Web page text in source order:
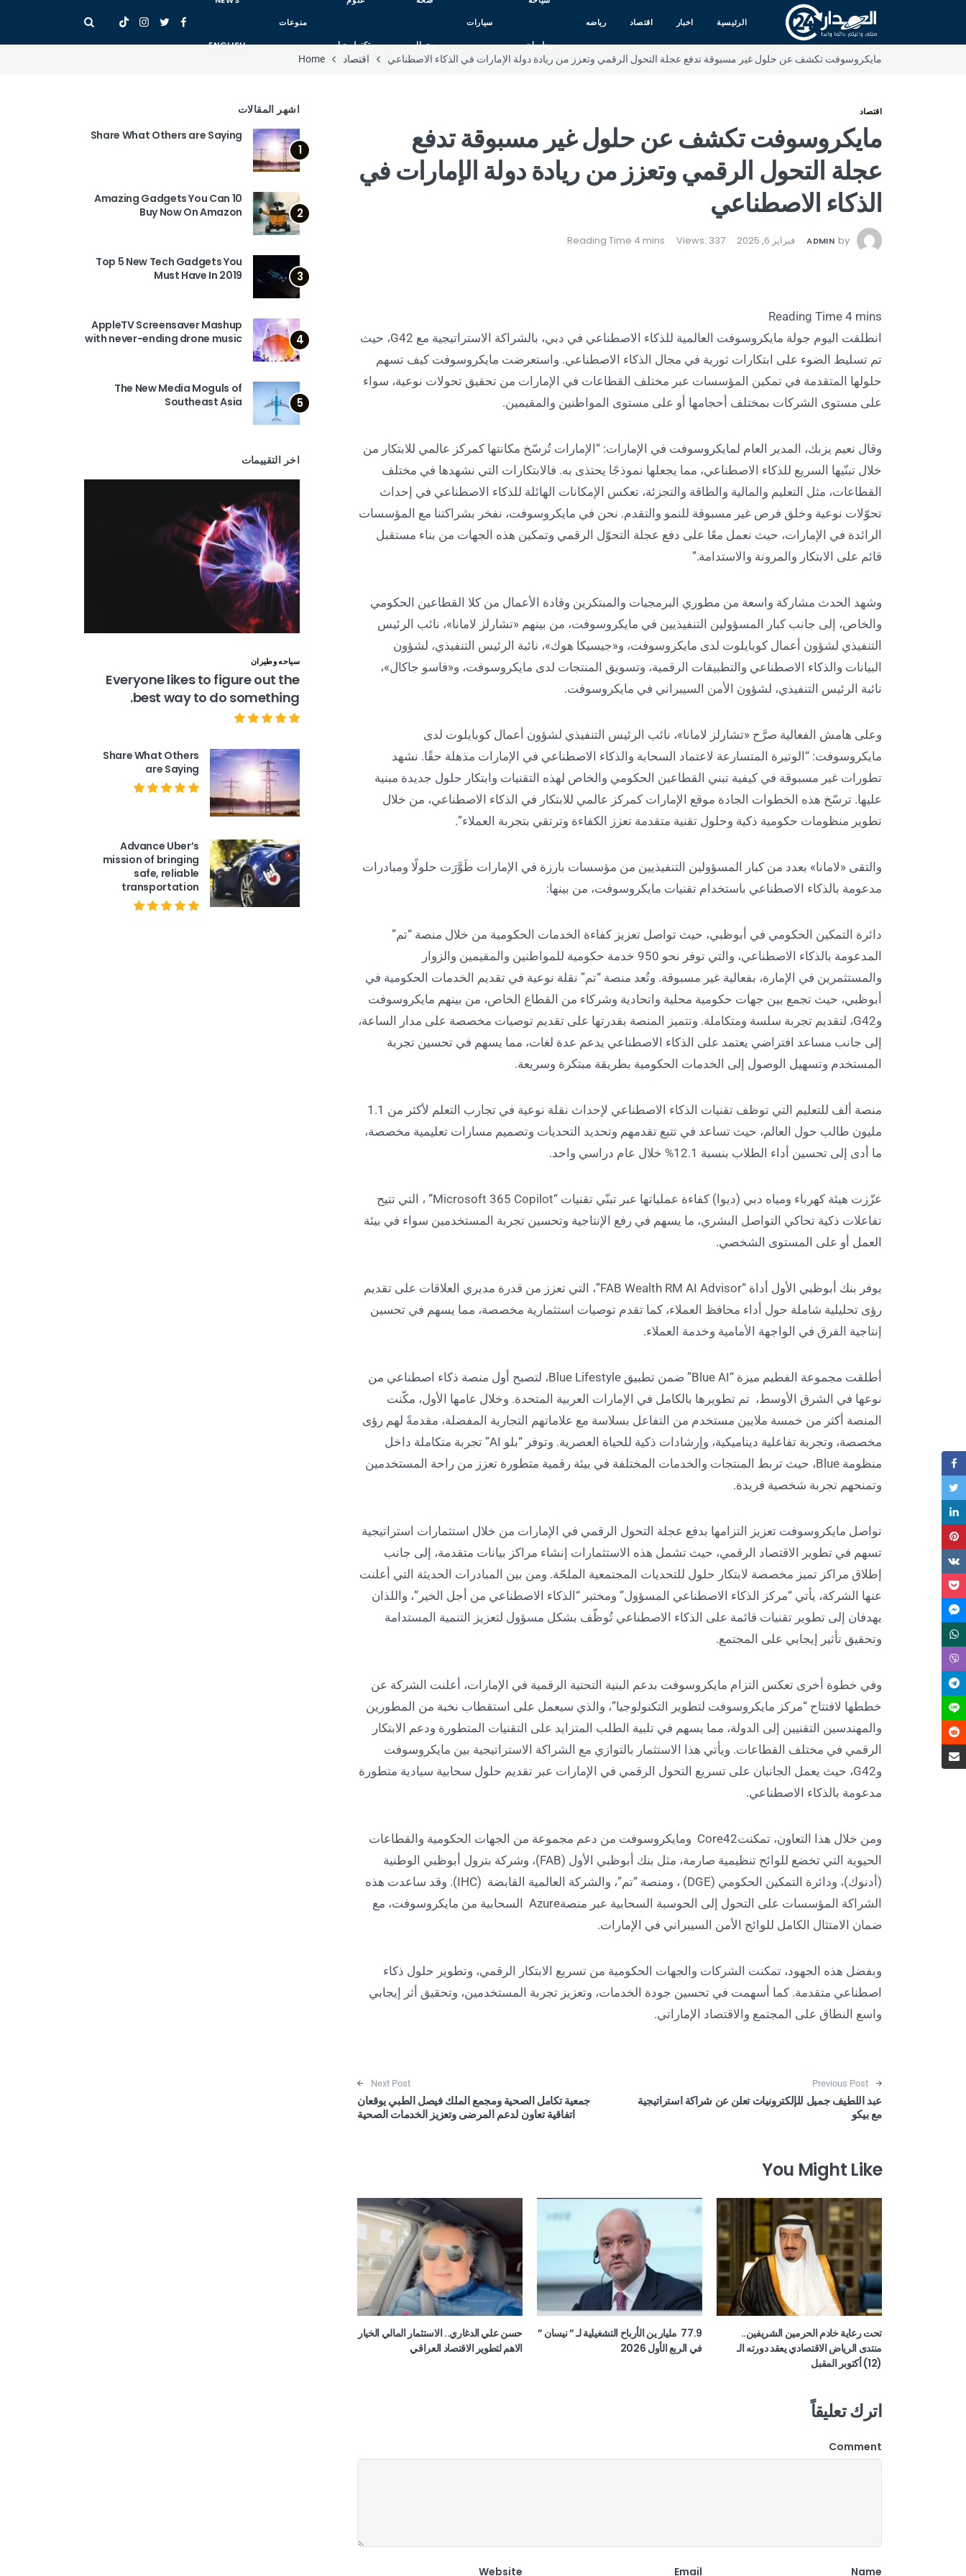
الرئيسية اخبار اقتصاد رياضه
وطيران
سيارات
وجمال وتكنولوجيا
منوعات
ENGLISH
مايكروسوفت تكشف عن حلول غير مسبوقة تدفع عجلة التحول الرقمي وتعزز من ريادة دولة الإمارات في الذكاء الاصطناعي
اقتصاد Home
اقتصاد
مايكروسوفت تكشف عن حلول غير مسبوقة تدفع
عجلة التحول الرقمي وتعزز من ريادة دولة الإمارات في
الذكاء الاصطناعي
by
ADMIN فبراير 6, 2025 Views: 337
انطلقت اليوم جولة مايكروسوفت العالمية للذكاء الاصطناعي في دبي، بالشراكة الاستراتيجية مع G42، حيث
تم تسليط الضوء على ابتكارات ثورية في مجال الذكاء الاصطناعي. واستعرضت مايكروسوفت كيف تسهم
حلولها المتقدمة في تمكين المؤسسات عبر مختلف القطاعات في الإمارات من تحقيق تحولات نوعية، سواء
على مستوى الشركات بمختلف أحجامها أو على مستوى المواطنين والمقيمين.
وقال نعيم يزبك، المدير العام لمايكروسوفت في الإمارات: “الإمارات تُرسّخ مكانتها كمركز عالمي للابتكار من
خلال تبنّيها السريع للذكاء الاصطناعي، مما يجعلها نموذجًا يحتذى به. فالابتكارات التي نشهدها في مختلف
القطاعات، مثل التعليم والمالية والطاقة والتجزئة، تعكس الإمكانات الهائلة للذكاء الاصطناعي في إحداث
تحوّلات نوعية وخلق فرص غير مسبوقة للنمو والتقدم. نحن في مايكروسوفت، نفخر بشراكتنا مع المؤسسات
الرائدة في الإمارات، حيث نعمل معًا على دفع عجلة التحوّل الرقمي وتمكين هذه الجهات من بناء مستقبل
قائم على الابتكار والمرونة والاستدامة.”
وشهد الحدث مشاركة واسعة من مطوري البرمجيات والمبتكرين وقادة الأعمال من كلا القطاعين الحكومي
والخاص، إلى جانب كبار المسؤولين التنفيذيين في مايكروسوفت، من بينهم «تشارلز لامانا»، نائب الرئيس
التنفيذي لشؤون أعمال كوبايلوت لدى مايكروسوفت، و«جيسيكا هوك»، نائبة الرئيس التنفيذي، لشؤون
البيانات والذكاء الاصطناعي والتطبيقات الرقمية، وتسويق المنتجات لدى مايكروسوفت، و«فاسو جاكال»،
نائبة الرئيس التنفيذي، لشؤون الأمن السيبراني في مايكروسوفت.
وعلى هامش الفعالية صرَّح «تشارلز لامانا»، نائب الرئيس التنفيذي لشؤون أعمال كوبايلوت لدى
مايكروسوفت: “الوتيرة المتسارعة لاعتماد السحابة والذكاء الاصطناعي في الإمارات مذهلة حقًا. نشهد
تطورات غير مسبوقة في كيفية تبني القطاعين الحكومي والخاص لهذه التقنيات وابتكار حلول جديدة مبنية
عليها. ترسّخ هذه الخطوات الجادة موقع الإمارات كمركز عالمي للابتكار في الذكاء الاصطناعي، من خلال
تطوير منظومات حكومية ذكية وحلول تقنية متقدمة تعزز الكفاءة وترتقي بتجربة العملاء”.
والتقى «لامانا» بعدد من كبار المسؤولين التنفيذيين من مؤسسات بارزة في الإمارات طَوَّرَت حلولًا ومبادرات
مدعومة بالذكاء الاصطناعي باستخدام تقنيات مايكروسوفت، من بينها:
دائرة التمكين الحكومي في أبوظبي، حيث تواصل تعزيز كفاءة الخدمات الحكومية من خلال منصة “تم”
المدعومة بالذكاء الاصطناعي، والتي توفر نحو 950 خدمة حكومية للمواطنين والمقيمين والزوار
والمستثمرين في الإمارة، بفعالية غير مسبوقة. وتُعد منصة “تم” نقلة نوعية في تقديم الخدمات الحكومية في
أبوظبي، حيث تجمع بين جهات حكومية محلية واتحادية وشركاء من القطاع الخاص، من بينهم مايكروسوفت
وG42، لتقديم تجربة سلسة ومتكاملة. وتتميز المنصة بقدرتها على تقديم توصيات مخصصة على مدار الساعة،
إلى جانب مساعد افتراضي يعتمد على الذكاء الاصطناعي يدعم عدة لغات، مما يسهم في تحسين تجربة
المستخدم وتسهيل الوصول إلى الخدمات الحكومية بطريقة مبتكرة وسريعة.
منصة ألف للتعليم التي توظف تقنيات الذكاء الاصطناعي لإحداث نقلة نوعية في تجارب التعلم لأكثر من 1.1
مليون طالب حول العالم، حيث تساعد في تتبع تقدمهم وتحديد التحديات وتصميم مسارات تعليمية مخصصة،
ما أدى إلى تحسين أداء الطلاب بنسبة 12.1% خلال عام دراسي واحد.
عزّزت هيئة كهرباء ومياه دبي (ديوا) كفاءة عملياتها عبر تبنّي تقنيات “Microsoft 365 Copilot” ، التي تتيح
تفاعلات ذكية تحاكي التواصل البشري، ما يسهم في رفع الإنتاجية وتحسين تجربة المستخدمين سواء في بيئة
العمل أو على المستوى الشخصي.
يوفر بنك أبوظبي الأول أداة “FAB Wealth RM AI Advisor”، التي تعزز من قدرة مديري العلاقات على تقديم
رؤى تحليلية شاملة حول أداء محافظ العملاء، كما تقدم توصيات استثمارية مخصصة، مما يسهم في تحسين
إنتاجية الفرق في الواجهة الأمامية وخدمة العملاء.
أطلقت مجموعة الفطيم ميزة “Blue AI” ضمن تطبيق Blue Lifestyle، لتصبح أول منصة ذكاء اصطناعي من
نوعها في الشرق الأوسط، تم تطويرها بالكامل في الإمارات العربية المتحدة. وخلال عامها الأول، مكّنت
المنصة أكثر من خمسة ملايين مستخدم من التفاعل بسلاسة مع علاماتهم التجارية المفضلة، مقدمةً لهم رؤى
مخصصة، وتجربة تفاعلية ديناميكية، وإرشادات ذكية للحياة العصرية. وتوفر “بلو AI” تجربة متكاملة داخل
منظومة Blue، حيث تربط المنتجات والخدمات المختلفة في بيئة رقمية متطورة تعزز من راحة المستخدمين
وتمنحهم تجربة شخصية فريدة.
تواصل مايكروسوفت تعزيز التزامها بدفع عجلة التحول الرقمي في الإمارات من خلال استثمارات استراتيجية
تسهم في تطوير الاقتصاد الرقمي، حيث تشمل هذه الاستثمارات إنشاء مراكز بيانات متقدمة، إلى جانب
إطلاق مراكز تميز مخصصة لابتكار حلول للتحديات المجتمعية الملحّة. ومن بين المبادرات الحديثة التي أعلنت
عنها الشركة، يأتي “مركز الذكاء الاصطناعي المسؤول” ومختبر “الذكاء الاصطناعي من أجل الخير”، واللذان
يهدفان إلى تطوير تقنيات قائمة على الذكاء الاصطناعي تُوظّف بشكل مسؤول لتعزيز التنمية المستدامة
وتحقيق تأثير إيجابي على المجتمع.
وفي خطوة أخرى تعكس التزام مايكروسوفت بدعم البنية التحتية الرقمية في الإمارات، أعلنت الشركة عن
خططها لافتتاح “مركز مايكروسوفت لتطوير التكنولوجيا”، والذي سيعمل على استقطاب نخبة من المطورين
والمهندسين التقنيين إلى الدولة، مما يسهم في تلبية الطلب المتزايد على التقنيات المتطورة ودعم الابتكار
الرقمي في مختلف القطاعات. ويأتي هذا الاستثمار بالتوازي مع الشراكة الاستراتيجية بين مايكروسوفت
وG42، حيث يعمل الجانبان على تسريع التحول الرقمي في الإمارات عبر تقديم حلول سحابية سيادية متطورة
مدعومة بالذكاء الاصطناعي.
ومن خلال هذا التعاون، تمكنتCore42 ومايكروسوفت من دعم مجموعة من الجهات الحكومية والقطاعات
الحيوية التي تخضع للوائح تنظيمية صارمة، مثل بنك أبوظبي الأول (FAB)، وشركة بترول أبوظبي الوطنية
(أدنوك)، ودائرة التمكين الحكومي (DGE) ، ومنصة “تم”، والشركة العالمية القابضة (IHC). وقد ساعدت هذه
الشراكة المؤسسات على التحول إلى الحوسبة السحابية عبر منصةAzure السحابية من مايكروسوفت، مع
ضمان الامتثال الكامل للوائح الأمن السيبراني في الإمارات.
وبفضل هذه الجهود، تمكنت الشركات والجهات الحكومية من تسريع الابتكار الرقمي، وتطوير حلول ذكاء
اصطناعي متقدمة. كما أسهمت في تحسين جودة الخدمات، وتعزيز تجربة المستخدمين، وتحقيق أثر إيجابي
واسع النطاق على المجتمع والاقتصاد الإماراتي.
Post navigation
Previous Post
عبد اللطيف جميل للإلكترونيات تعلن عن شراكة استراتيجية
مع بيكو
Next Post
جمعية تكامل الصحية ومجمع الملك فيصل الطبي يوقعان
اتفاقية تعاون لدعم المرضى وتعزيز الخدمات الصحية
You Might Like
تحت رعاية خادم الحرمين الشريفين..
منتدى الرياض الاقتصادي يعقد دورته الـ
(12) أكتوبر المقبل
77.9 مليار ين الأرباح التشغيلية لـ ” نيسان ”
في الربع الأول 2026
حسن علي الدغاري.. الاستثمار المالي الخيار
الاهم لتطوير الاقتصاد العراقي
اترك تعليقاً
Comment
Name
Email
Website
اشهر المقالات
1
Share What Others are Saying
2
10 Amazing Gadgets You Can
Buy Now On Amazon
3
Top 5 New Tech Gadgets You
Must Have In 2019
4
AppleTV Screensaver Mashup
with never-ending drone music
5
The New Media Moguls of
Southeast Asia
اخر التقييمات
سياحه وطيران
Everyone likes to figure out the
best way to do something.
Share What Others
are Saying
Advance Uber’s
mission of bringing
safe, reliable
transportation